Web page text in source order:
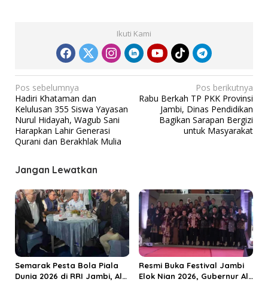
Ikuti Kami
N
a
v
i
a
s
i
p
o
s
Pos sebelumnya
Hadiri Khataman dan
Kelulusan 355 Siswa Yayasan
Nurul Hidayah, Wagub Sani
Harapkan Lahir Generasi
Qurani dan Berakhlak Mulia
Pos berikutnya
Rabu Berkah TP PKK Provinsi
Jambi, Dinas Pendidikan
Bagikan Sarapan Bergizi
untuk Masyarakat
Jangan Lewatkan
Semarak Pesta Bola Piala
Dunia 2026 di RRI Jambi, Al
Resmi Buka Festival Jambi
Elok Nian 2026, Gubernur Al